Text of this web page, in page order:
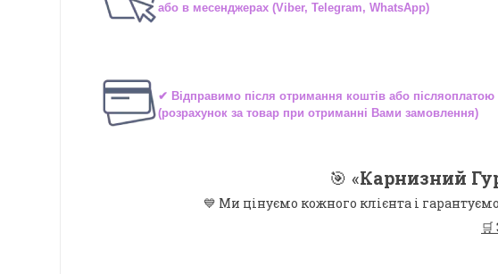
або в месенджерах (Viber, Telegram, WhatsApp)
✔ Відправимо після отримання коштів або післяоплатою
(розрахунок за товар при отриманні Вами замовлення)
🎯 «Карнизний
💙 Ми цінуємо кожного клієнта і гарантуємо
🛒